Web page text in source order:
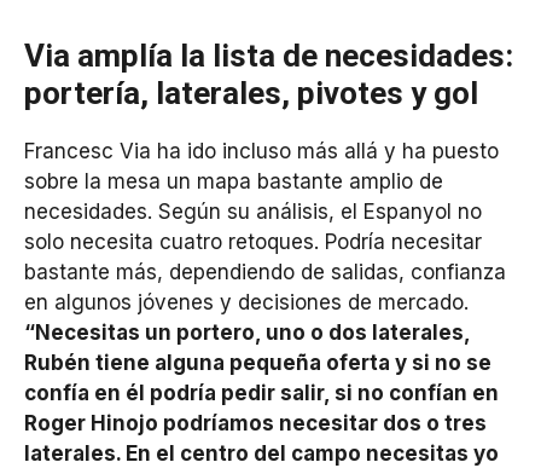
Via amplía la lista de necesidades:
portería, laterales, pivotes y gol
Francesc Via ha ido incluso más allá y ha puesto
sobre la mesa un mapa bastante amplio de
necesidades. Según su análisis, el Espanyol no
solo necesita cuatro retoques. Podría necesitar
bastante más, dependiendo de salidas, confianza
en algunos jóvenes y decisiones de mercado.
“Necesitas un portero, uno o dos laterales,
Rubén tiene alguna pequeña oferta y si no se
confía en él podría pedir salir, si no confían en
Roger Hinojo podríamos necesitar dos o tres
laterales. En el centro del campo necesitas yo